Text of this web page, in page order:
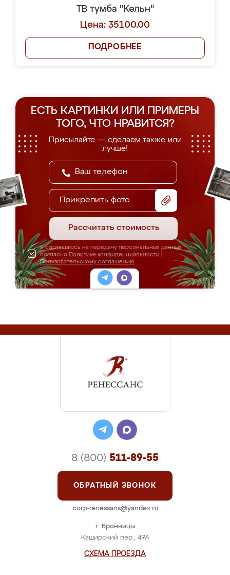
ТВ тумба "Кельн"
Цена: 35100.00
ПОДРОБНЕЕ
ЕСТЬ КАРТИНКИ ИЛИ ПРИМЕРЫ
ТОГО, ЧТО НРАВИТСЯ?
Присылайте — сделаем также или
лучше!
Прикрепить фото
Рассчитать стоимость
Я соглашаюсь на передачу персональных данных
согласно Политике конфиденциальности
Пользовательскому соглашению
г. Бронницы
Каширский пер., 47А
СХЕМА ПРОЕЗДА
8 (800) 511-89-55
ОБРАТНЫЙ ЗВОНОК
corp-renessans@yandex.ru